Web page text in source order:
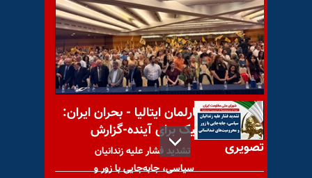
سازمان ملل: دست‌کم ۵۶ نفر با
اتهامات امنیتی از اسفند ۱۴۰۴
تاکنون
تشدید فشار علیه زندانیان
سیاسی، جابه‌جایی با زور و
کنفرانس در پارلمان ایتالیا - بحران ایران:
راه‌حل دموکراتیک برای آینده-گزارش
تصویری